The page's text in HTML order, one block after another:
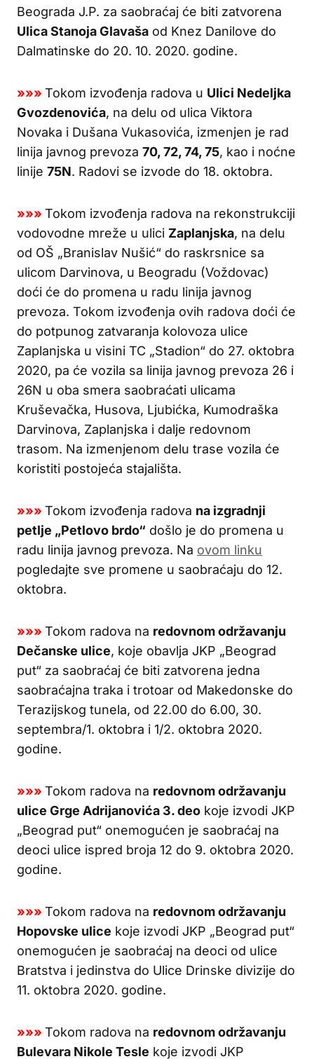
Beograda J.P. za saobraćaj će biti zatvorena
Ulica Stanoja Glavaša od Knez Danilove do
Dalmatinske do 20. 10. 2020. godine.
»»» Tokom izvođenja radova u Ulici Nedeljka
Gvozdenovića, na delu od ulica Viktora
Novaka i Dušana Vukasovića, izmenjen je rad
linija javnog prevoza 70, 72, 74, 75, kao i noćne
linije 75N. Radovi se izvode do 18. oktobra.
»»» Tokom izvođenja radova na rekonstrukciji
vodovodne mreže u ulici Zaplanjska, na delu
od OŠ „Branislav Nušić“ do raskrsnice sa
ulicom Darvinova, u Beogradu (Voždovac)
doći će do promena u radu linija javnog
prevoza. Tokom izvođenja ovih radova doći će
do potpunog zatvaranja kolovoza ulice
Zaplanjska u visini TC „Stadion“ do 27. oktobra
2020, pa će vozila sa linija javnog prevoza 26 i
26N u oba smera saobraćati ulicama
Kruševačka, Husova, Ljubićka, Kumodraška
Darvinova, Zaplanjska i dalje redovnom
trasom. Na izmenjenom delu trase vozila će
koristiti postojeća stajališta.
»»» Tokom izvođenja radova na izgradnji
petlje „Petlovo brdo“ došlo je do promena u
radu linija javnog prevoza. Na ovom linku
pogledajte sve promene u saobraćaju do 12.
oktobra.
»»» Tokom radova na redovnom održavanju
Dečanske ulice, koje obavlja JKP „Beograd
put“ za saobraćaj će biti zatvorena jedna
saobraćajna traka i trotoar od Makedonske do
Terazijskog tunela, od 22.00 do 6.00, 30.
septembra/1. oktobra i 1/2. oktobra 2020.
godine.
»»» Tokom radova na redovnom održavanju
ulice Grge Adrijanovića 3. deo koje izvodi JKP
„Beograd put“ onemogućen je saobraćaj na
deoci ulice ispred broja 12 do 9. oktobra 2020.
godine.
»»» Tokom radova na redovnom održavanju
Hopovske ulice koje izvodi JKP „Beograd put“
onemogućen je saobraćaj na deoci od ulice
Bratstva i jedinstva do Ulice Drinske divizije do
11. oktobra 2020. godine.
»»» Tokom radova na redovnom održavanju
Bulevara Nikole Tesle koje izvodi JKP